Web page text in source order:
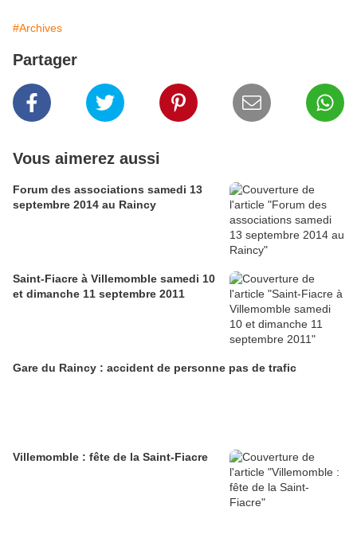
#Archives
Partager
Vous aimerez aussi
Forum des associations samedi 13
septembre 2014 au Raincy
Saint-Fiacre à Villemomble samedi 10
et dimanche 11 septembre 2011
Gare du Raincy : accident de personne pas de trafic
Villemomble : fête de la Saint-Fiacre